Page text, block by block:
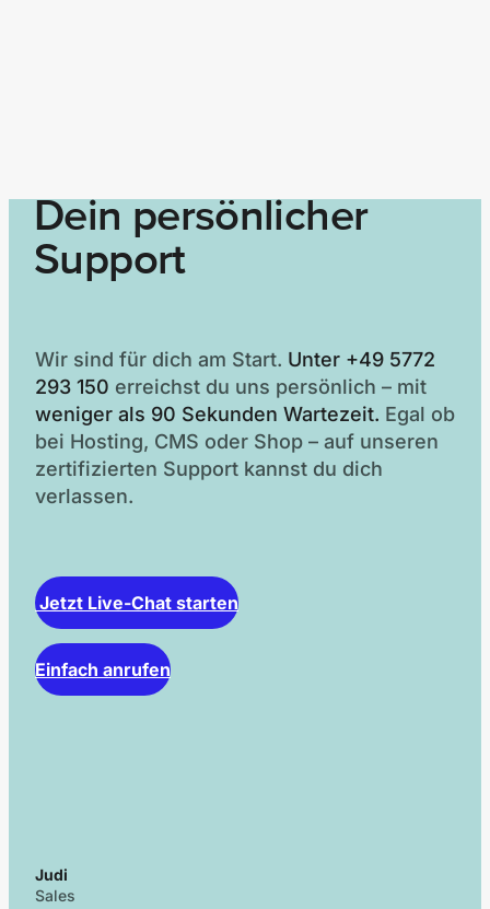
Dein persönlicher
Support
Wir sind für dich am Start. Unter +49 5772
293 150 erreichst du uns persönlich – mit
weniger als 90 Sekunden Wartezeit. Egal ob
bei Hosting, CMS oder Shop – auf unseren
zertifizierten Support kannst du dich
verlassen.
Jetzt Live-Chat starten
Einfach anrufen
Judi
Sales